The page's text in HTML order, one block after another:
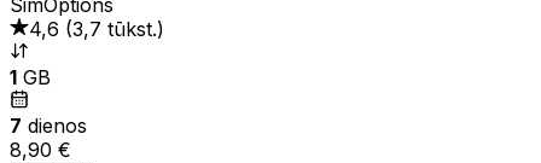
SimOptions
4,6 (3,7 tūkst.)
1 GB
7 dienos
8,90 €